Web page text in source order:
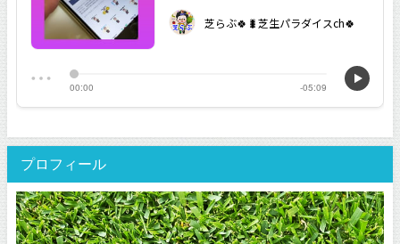
プロフィール